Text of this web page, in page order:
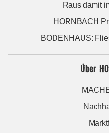
Raus damit
HORNBACH
BODENHAUS:
Über